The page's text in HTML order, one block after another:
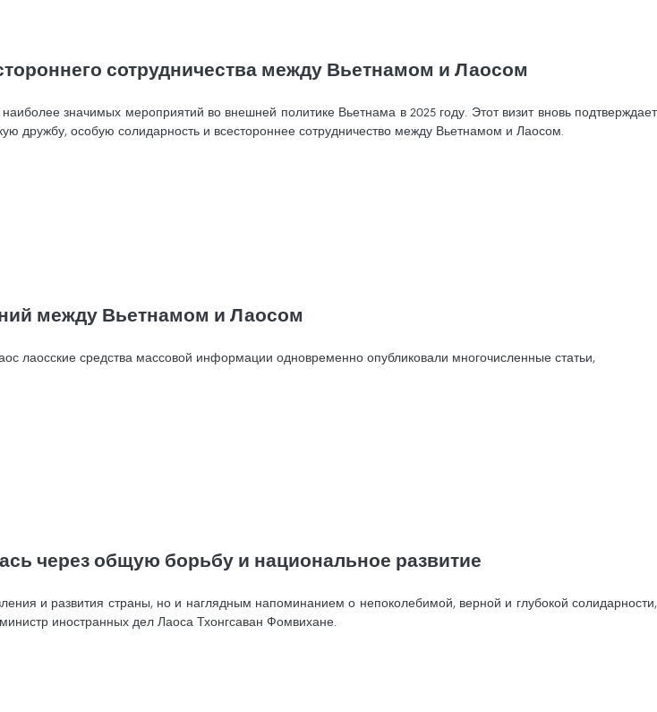
сотрудничества между Вьетнамом и Лаосом
значимых мероприятий во внешней политике Вьетнама в 2025 году. Этот визит вновь подтверждает
дружбу, особую солидарность и всестороннее сотрудничество между Вьетнамом и Лаосом.
между Вьетнамом и Лаосом
лаосские средства массовой информации одновременно опубликовали многочисленные статьи,
через общую борьбу и национальное развитие
и развития страны, но и наглядным напоминанием о непоколебимой, верной и глубокой солидарности,
иностранных дел Лаоса Тхонгсаван Фомвихане.